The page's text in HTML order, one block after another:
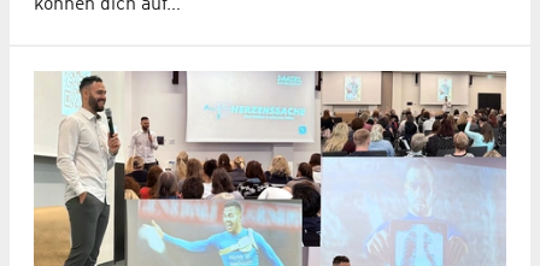
können dich auf…